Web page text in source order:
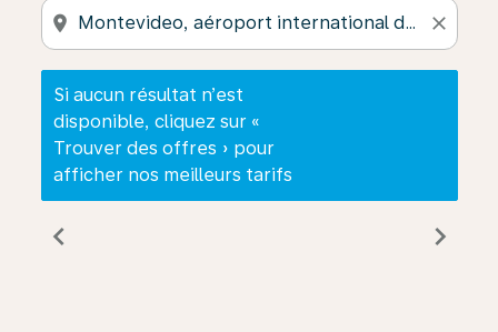
location_on close
Si aucun résultat n’est
disponible, cliquez sur «
Trouver des offres » pour
afficher nos meilleurs tarifs
chevron_left chevron_right